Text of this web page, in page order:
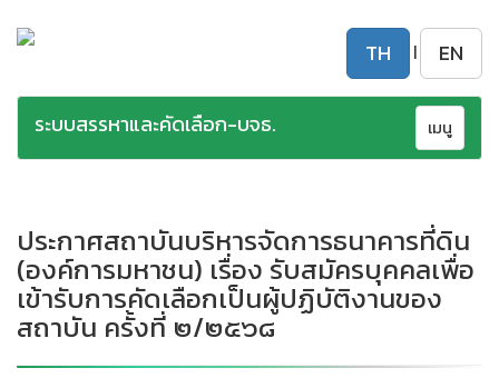
TH | EN
Toggle
เมนู
ระบบสรรหาและคัดเลือก-บจธ.
ประกาศสถาบันบริหารจัดการธนาคารที่ดิน
(องค์การมหาชน) เรื่อง รับสมัครบุคคลเพื่อ
เข้ารับการคัดเลือกเป็นผู้ปฏิบัติงานของ
สถาบัน ครั้งที่ ๒/๒๕๖๘